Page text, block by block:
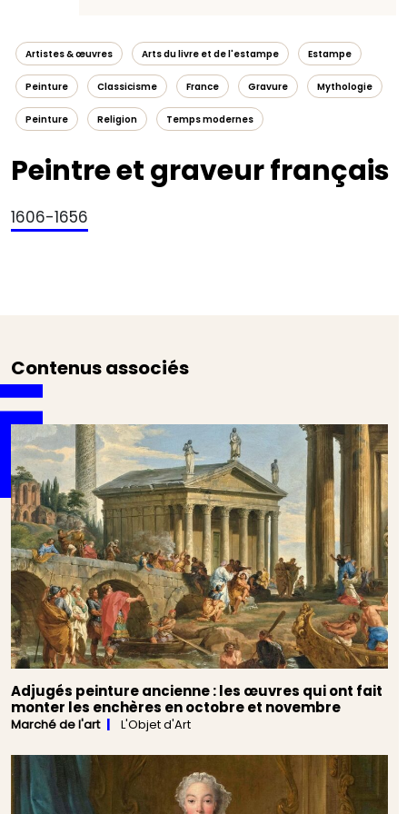
Artistes & œuvres Arts du livre et de l'estampe Estampe
Peinture Classicisme France Gravure Mythologie
Peinture Religion Temps modernes
Peintre et graveur français
1606-1656
Contenus associés
Adjugés peinture ancienne : les œuvres qui ont fait
monter les enchères en octobre et novembre
Marché de l'art L'Objet d'Art